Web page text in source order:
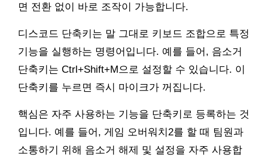
면 전환 없이 바로 조작이 가능합니다.
디스코드 단축키는 말 그대로 키보드 조합으로 특정
기능을 실행하는 명령어입니다. 예를 들어, 음소거
단축키는 Ctrl+Shift+M으로 설정할 수 있습니다. 이
단축키를 누르면 즉시 마이크가 꺼집니다.
핵심은 자주 사용하는 기능을 단축키로 등록하는 것
입니다. 예를 들어, 게임 오버워치2를 할 때 팀원과
소통하기 위해 음소거 해제 및 설정을 자주 사용합